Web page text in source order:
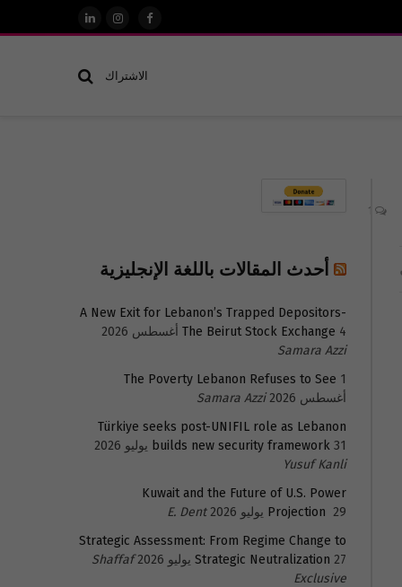
فيسبوكالانستغرام
لينكدإن
الاشتراك
أحدث المقالات باللغة الإنجليزية
A New Exit for Lebanon’s Trapped Depositors-
The Beirut Stock Exchange 4 أغسطس 2026
Samara Azzi
The Poverty Lebanon Refuses to See 1
أغسطس 2026
Samara Azzi
Türkiye seeks post-UNIFIL role as Lebanon
builds new security framework 31 يوليو 2026
Yusuf Kanli
Kuwait and the Future of U.S. Power
Projection 29 يوليو 2026
E. Dent
Strategic Assessment: From Regime Change to
Strategic Neutralization 27 يوليو 2026
Shaffaf
Exclusive